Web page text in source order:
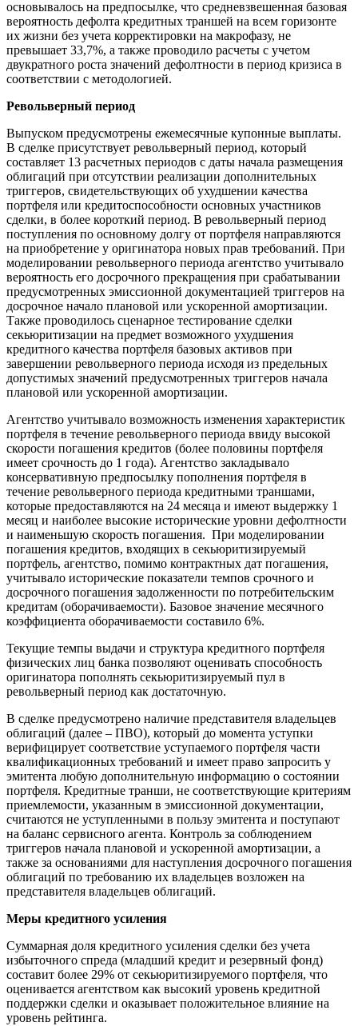
основывалось на предпосылке, что средневзвешенная базовая
вероятность дефолта кредитных траншей на всем горизонте
их жизни без учета корректировки на макрофазу, не
превышает 33,7%, а также проводило расчеты с учетом
двукратного роста значений дефолтности в период кризиса в
соответствии с методологией.
Револьверный период
Выпуском предусмотрены ежемесячные купонные выплаты.
В сделке присутствует револьверный период, который
составляет 13 расчетных периодов с даты начала размещения
облигаций при отсутствии реализации дополнительных
триггеров, свидетельствующих об ухудшении качества
портфеля или кредитоспособности основных участников
сделки, в более короткий период. В револьверный период
поступления по основному долгу от портфеля направляются
на приобретение у оригинатора новых прав требований. При
моделировании револьверного периода агентство учитывало
вероятность его досрочного прекращения при срабатывании
предусмотренных эмиссионной документацией триггеров на
досрочное начало плановой или ускоренной амортизации.
Также проводилось сценарное тестирование сделки
секьюритизации на предмет возможного ухудшения
кредитного качества портфеля базовых активов при
завершении револьверного периода исходя из предельных
допустимых значений предусмотренных триггеров начала
плановой или ускоренной амортизации.
Агентство учитывало возможность изменения характеристик
портфеля в течение револьверного периода ввиду высокой
скорости погашения кредитов (более половины портфеля
имеет срочность до 1 года). Агентство закладывало
консервативную предпосылку пополнения портфеля в
течение револьверного периода кредитными траншами,
которые предоставляются на 24 месяца и имеют выдержку 1
месяц и наиболее высокие исторические уровни дефолтности
и наименьшую скорость погашения. При моделировании
погашения кредитов, входящих в секьюритизируемый
портфель, агентство, помимо контрактных дат погашения,
учитывало исторические показатели темпов срочного и
досрочного погашения задолженности по потребительским
кредитам (оборачиваемости). Базовое значение месячного
коэффициента оборачиваемости составило 6%.
Текущие темпы выдачи и структура кредитного портфеля
физических лиц банка позволяют оценивать способность
оригинатора пополнять секьюритизируемый пул в
револьверный период как достаточную.
В сделке предусмотрено наличие представителя владельцев
облигаций (далее – ПВО), который до момента уступки
верифицирует соответствие уступаемого портфеля части
квалификационных требований и имеет право запросить у
эмитента любую дополнительную информацию о состоянии
портфеля. Кредитные транши, не соответствующие критериям
приемлемости, указанным в эмиссионной документации,
считаются не уступленными в пользу эмитента и поступают
на баланс сервисного агента. Контроль за соблюдением
триггеров начала плановой и ускоренной амортизации, а
также за основаниями для наступления досрочного погашения
облигаций по требованию их владельцев возложен на
представителя владельцев облигаций.
Меры кредитного усиления
Суммарная доля кредитного усиления сделки без учета
избыточного спреда (младший кредит и резервный фонд)
составит более 29% от секьюритизируемого портфеля, что
оценивается агентством как высокий уровень кредитной
поддержки сделки и оказывает положительное влияние на
уровень рейтинга.